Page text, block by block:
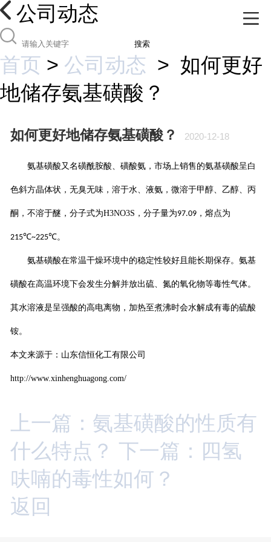
公司动态
搜索
首页 > 公司动态 > 如何更好
地储存氨基磺酸？
如何更好地储存氨基磺酸？ 2020-12-18
氨基磺酸又名磺酰胺酸、磺酸氨，市场上销售的氨基磺酸呈白
色斜方晶体状，无臭无味，溶于水、液氨，微溶于甲醇、乙醇、丙
酮，不溶于醚，分子式为H3NO3S ，分子量为97.09，熔点为
215℃~225℃。
氨基磺酸在常温干燥环境中的稳定性较好且能长期保存。氨基
磺酸在高温环境下会发生分解并放出硫、氮的氧化物等毒性气体。
其水溶液是呈强酸的高电离物，加热至煮沸时会水解成有毒的硫酸
铵。
本文来源于：山东信恒化工有限公司
http://www.xinhenghuagong.com/
上一篇：氨基磺酸的性质有
什么特点？ 下一篇：四氢
呋喃的毒性如何？
返回